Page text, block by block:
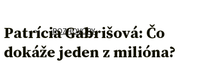
ROZHOVORY
Patrícia Gabrišová: Čo
dokáže jeden z milióna?